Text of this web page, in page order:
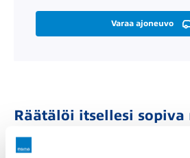
Varaa ajoneuvo
Räätälöi itsellesi sopiva